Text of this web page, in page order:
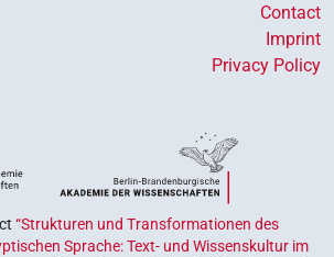
Contact
Imprint
Privacy Policy
“Strukturen und Transformationen des
Sprache: Text- und Wissenskultur im